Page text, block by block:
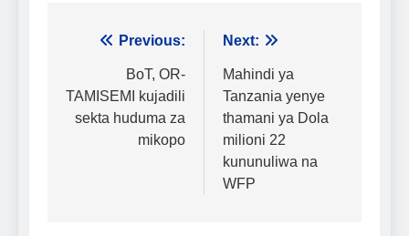
Urambazaji
chapisho
Previous:
BoT, OR-
TAMISEMI kujadili
sekta huduma za
mikopo
Next:
Mahindi ya
Tanzania yenye
thamani ya Dola
milioni 22
kununuliwa na
WFP